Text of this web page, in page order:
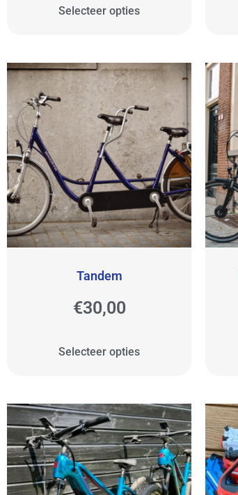
Selecteer opties
Tandem
€30,00
Selecteer opties